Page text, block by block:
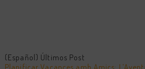
(Español) Últimos Post
Planificar Vacances amb Amics: